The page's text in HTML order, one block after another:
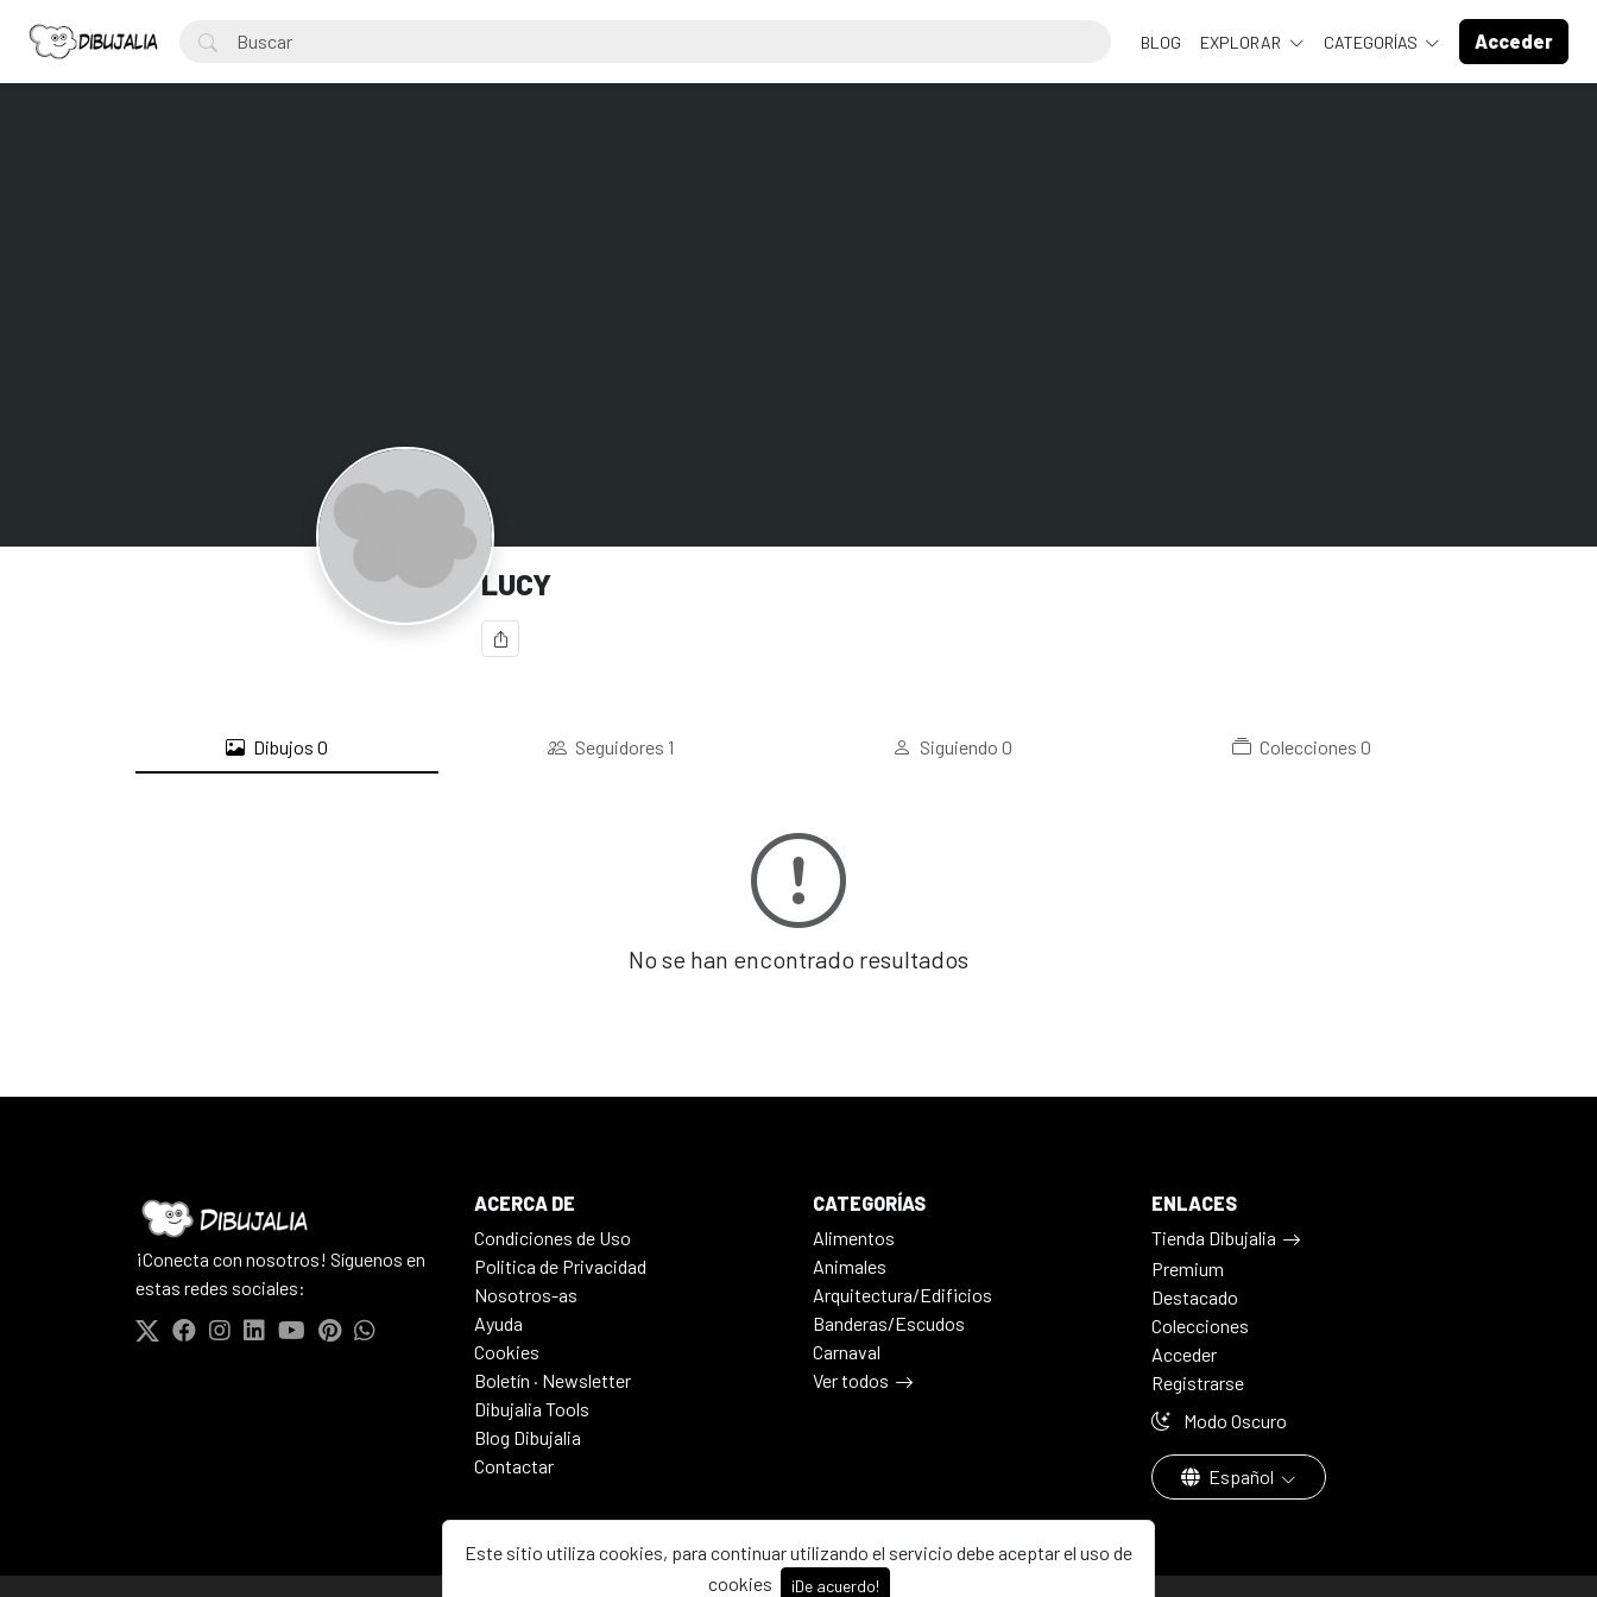
Este sitio utiliza cookies, para continuar utilizando el servicio debe aceptar el uso de
cookies
¡De acuerdo!
BLOG EXPLORAR CATEGORÍAS Acceder
LUCY
Dibujos0 Seguidores 1 Siguiendo0 Colecciones 0
No se han encontrado resultados
¡Conecta con nosotros! Síguenos en
estas redes sociales:
ACERCA DE
Condiciones de Uso
Politica de Privacidad
Nosotros-as
Ayuda
Cookies
Boletín · Newsletter
Dibujalia Tools
Blog Dibujalia
Contactar
CATEGORÍAS
Alimentos
Animales
Arquitectura/Edificios
Banderas/Escudos
Carnaval
Ver todos
ENLACES
Tienda Dibujalia
Premium
Destacado
Colecciones
Acceder
Registrarse
Modo Oscuro
Español